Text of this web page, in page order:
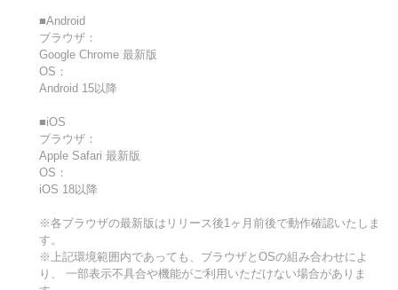
■Android
ブラウザ：
Google Chrome 最新版
OS：
Android 15以降
■iOS
ブラウザ：
Apple Safari 最新版
OS：
iOS 18以降
※各ブラウザの最新版はリリース後1ヶ月前後で動作確認いたしま
す。
※上記環境範囲内であっても、ブラウザとOSの組み合わせによ
り、 一部表示不具合や機能がご利用いただけない場合がありま